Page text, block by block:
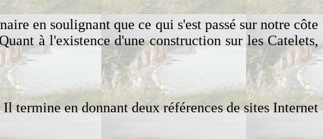
en soulignant que ce qui s'est passé sur notre côte
à l'existence d'une construction sur les Catelets,
termine en donnant deux références de sites Internet